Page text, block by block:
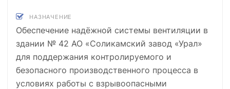
НАЗНАЧЕНИЕ
Обеспечение надёжной системы вентиляции в
здании № 42 АО «Соликамский завод «Урал»
для поддержания контролируемого и
безопасного производственного процесса в
условиях работы с взрывоопасными